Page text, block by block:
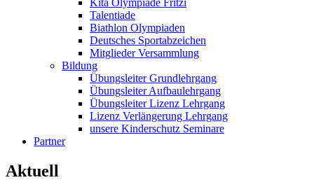
Kita Olympiade Fritzi
Talentiade
Biathlon Olympiaden
Deutsches Sportabzeichen
Mitglieder Versammlung
Bildung
Übungsleiter Grundlehrgang
Übungsleiter Aufbaulehrgang
Übungsleiter Lizenz Lehrgang
Lizenz Verlängerung Lehrgang
unsere Kinderschutz Seminare
Partner
Aktuell